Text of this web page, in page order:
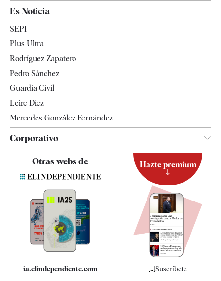
Televisión
Es Noticia
SEPI
Plus Ultra
Rodríguez Zapatero
Pedro Sánchez
Guardia Civil
Leire Díez
Mercedes González Fernández
Corporativo
Quiénes somos
Especificaciones
Otras webs de
ia.elindependiente.com
Hazte premium
Suscríbete